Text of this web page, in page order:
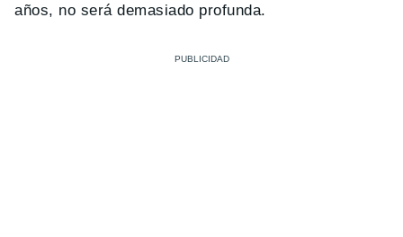
años, no será demasiado profunda.